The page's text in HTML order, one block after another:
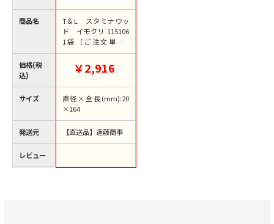
商品名
価格(税
込)
サイズ
発送元
レビュー
T＆L スタミナウッ
ド イモクリ 115106
1袋（ご注文単位1
袋）【直送品】
￥2,916
直径×全長(mm):20
×164
【直送品】遠藤商事